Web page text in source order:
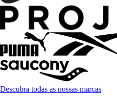
Descubra todas as nossas marcas